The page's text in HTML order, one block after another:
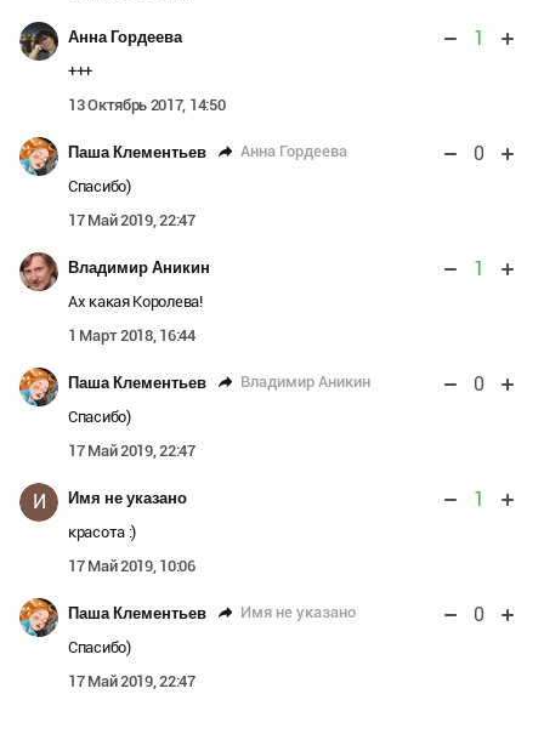
Анна Гордеева 1
+++
13 Октябрь 2017, 14:50
Паша Клементьев Анна Гордеева 0
Спасибо)
17 Май 2019, 22:47
Владимир Аникин 1
Ах какая Королева!
1 Март 2018, 16:44
Паша Клементьев Владимир Аникин 0
Спасибо)
17 Май 2019, 22:47
И Имя не указано 1
красота :)
17 Май 2019, 10:06
Паша Клементьев Имя не указано 0
Спасибо)
17 Май 2019, 22:47